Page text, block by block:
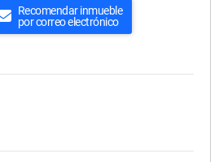
Recomendar inmueble
por correo electrónico